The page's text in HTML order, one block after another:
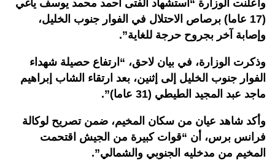
وأعلنت الوزارة “استشهاد الفتى أحمد محمد يوسف ياغي
(17 عاما) برصاص الاحتلال في الفوار جنوب الخليل،
وإصابة آخر بجروح حرجة للغاية”.
وذكرت الوزارة، في بيان لاحق، “ارتفاع حصيلة شهداء
الفوار جنوب الخليل إلى إثنين، بعد ارتقاء الشاب إبراهيم
ماجد عبد المجيد الطيطي (31 عاما)”.
وأكد شاهد عيان من سكان المخيم، ضمن تصريح لوكالة
فرانس برس، أن “قوات كبيرة من الجيش اقتحمت
المخيم من مدخليه الجنوبي والشمالي”.